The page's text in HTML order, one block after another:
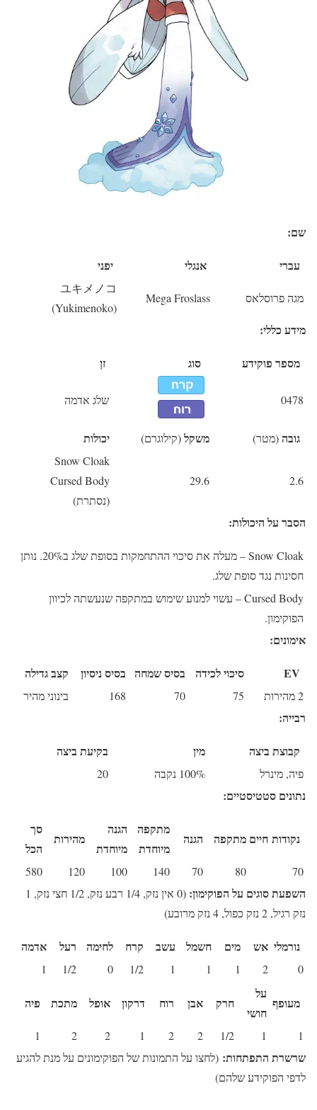
שם:
עברי אנגלי יפני
מגה פרוסלאס Mega Froslass
ユキメノコ
(Yukimenoko)
מידע כללי:
מספר פוקידע סוג זן
0478 שלג אדמה
גובה(מטר) משקל(קילוגרם) יכולות
2.6
29.6
Snow Cloak
Cursed Body
(נסתרת)
הסבר על היכולות:
Snow Cloak
– מעלה את סיכוי ההתחמקות בסופת שלג ב20%. נותן
חסינות נגד סופת שלג.
Cursed Body– עשוי למנוע שימוש במתקפה שנעשתה לכיוון
הפוקימון.
אימונים:
EV סיכוי לכידה בסיס שמחה בסיס ניסיון קצב גדילה
2 מהירות 75
70
168 בינוני מהיר
רבייה:
קבוצת ביצה מין בקיעת ביצה
פיה, מינרל 100% נקבה 20
נתונים סטטיסטיים:
נקודות חיים מתקפה הגנה
מתקפה
מיוחדת
הגנה
מיוחדת
מהירות
סך
הכל
70
80
70
140
100
120
580
השפעת סוגים על הפוקימון:
(0 אין נזק, 1/4 רבע נזק, 1/2 חצי נזק, 1
נזק רגיל, 2 נזק כפול, 4 נזק מרובע)
נורמלי אש מים חשמל עשב קרח לחימה רעל אדמה
0
2
1
1
1
1/2
0
1/2
1
מעופף
על
חושי
חרק אבן רוח דרקון אופל מתכת פיה
1
1
1/2
2
2
1
2
2
1
שרשרת התפתחות: (לחצו על התמונות של הפוקימונים על מנת להגיע
לדפי הפוקידע שלהם)